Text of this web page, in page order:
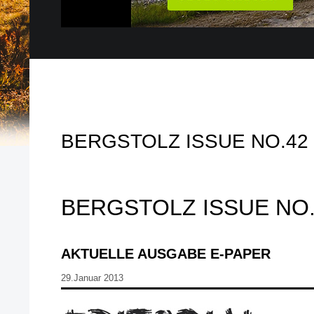
BERGSTOLZ ISSUE NO.42
BERGSTOLZ ISSUE
AKTUELLE AUSGABE E-PAPER
29.Januar 2013